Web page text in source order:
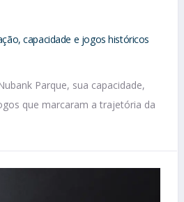
capacidade e jogos históricos
Parque, sua capacidade,
que marcaram a trajetória da